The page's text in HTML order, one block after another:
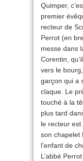
Quimper,
premier
recteur de
Perrot (en
messe dans
Corentin,
vers le
garçon qui a
claque. Le
touché à la
plus tard
le recteur
son chapelet
l’enfant de
L’abbé